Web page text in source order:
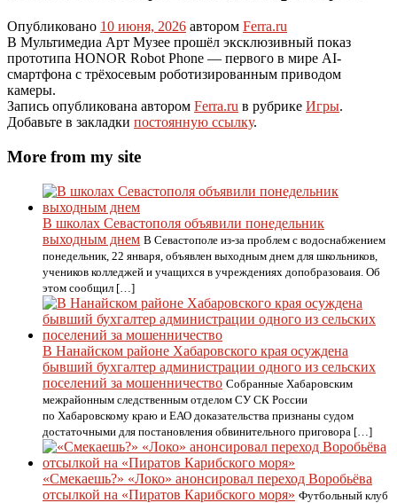
Опубликовано 10 июня, 2026 автором Ferra.ru
В Мультимедиа Арт Музее прошёл эксклюзивный показ
прототипа HONOR Robot Phone — первого в мире AI-
смартфона с трёхосевым роботизированным приводом
камеры.
Запись опубликована автором Ferra.ru в рубрике Игры.
Добавьте в закладки постоянную ссылку.
More from my site
В школах Севастополя объявили понедельник
выходным днем В Севастополе из-за проблем с водоснабжением
понедельник, 22 января, объявлен выходным днем для школьников,
учеников колледжей и учащихся в учреждениях допобразоваия. Об
этом сообщил […]
В Нанайском районе Хабаровского края осуждена
бывший бухгалтер администрации одного из сельских
поселений за мошенничество Собранные Хабаровским
межрайонным следственным отделом СУ СК России
по Хабаровскому краю и ЕАО доказательства признаны судом
достаточными для постановления обвинительного приговора […]
«Смекаешь?» «Локо» анонсировал переход Воробьёва
отсылкой на «Пиратов Карибского моря» Футбольный клуб